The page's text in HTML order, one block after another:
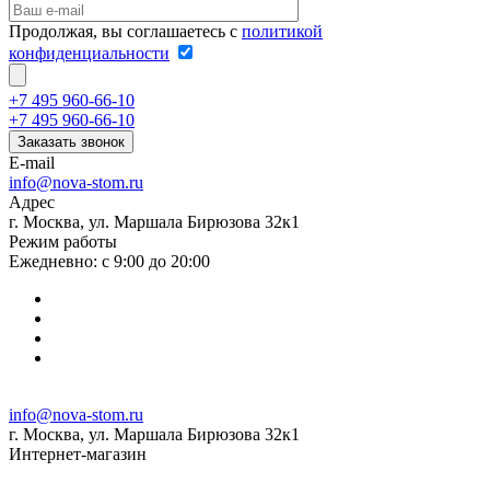
Продолжая, вы соглашаетесь с политикой
конфиденциальности
+7 495 960-66-10
+7 495 960-66-10
Заказать звонок
E-mail
info@nova-stom.ru
Адрес
г. Москва, ул. Маршала Бирюзова 32к1
Режим работы
Ежедневно: с 9:00 до 20:00
info@nova-stom.ru
г. Москва, ул. Маршала Бирюзова 32к1
Интернет-магазин